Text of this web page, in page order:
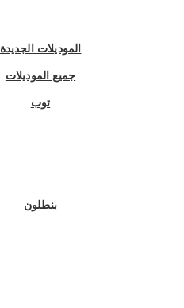
الموديلات الجديدة
جميع الموديلات
توب
بنطلون